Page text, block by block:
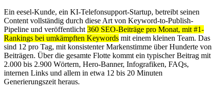
Ein eesel-Kunde, ein KI-Telefonsupport-Startup, betreibt seinen
Content vollständig durch diese Art von Keyword-to-Publish-
Pipeline und veröffentlicht 360 SEO-Beiträge pro Monat, mit #1-
Rankings bei umkämpften Keywords mit einem kleinen Team. Das
sind 12 pro Tag, mit konsistenter Markenstimme über Hunderte von
Beiträgen. Über die gesamte Flotte kommt ein typischer Beitrag mit
2.000 bis 2.900 Wörtern, Hero-Banner, Infografiken, FAQs,
internen Links und allem in etwa 12 bis 20 Minuten
Generierungszeit heraus.